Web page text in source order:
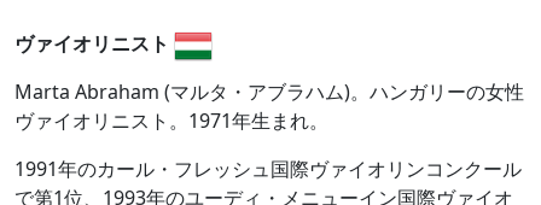
ヴァイオリニスト
Marta Abraham (マルタ・アブラハム)。ハンガリーの女性
ヴァイオリニスト。1971年生まれ。
1991年のカール・フレッシュ国際ヴァイオリンコンクール
で第1位、1993年のユーディ・メニューイン国際ヴァイオ